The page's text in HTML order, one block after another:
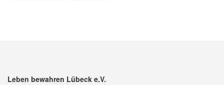
Leben bewahren Lübeck e.V.